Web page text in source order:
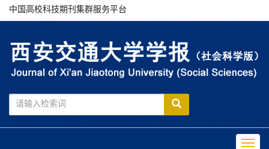
中国高校科技期刊集群服务平台